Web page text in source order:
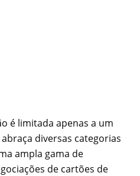
é limitada apenas a um
abraça diversas categorias
ampla gama de
de cartões de